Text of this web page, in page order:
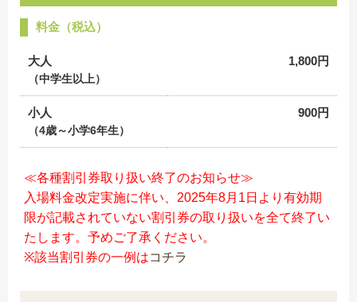
料金（税込）
大人
（中学生以上）
1,800円
小人
（4歳～小学6年生）
900円
≪各種割引券取り扱い終了のお知らせ≫
入場料金改定実施に伴い、2025年8月1日より有効期
限が記載されていない割引券の取り扱いを全て終了い
たします。予めご了承ください。
※該当割引券の一例はコチラ